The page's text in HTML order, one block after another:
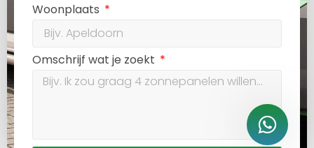
Woonplaats
Omschrijf wat je zoekt